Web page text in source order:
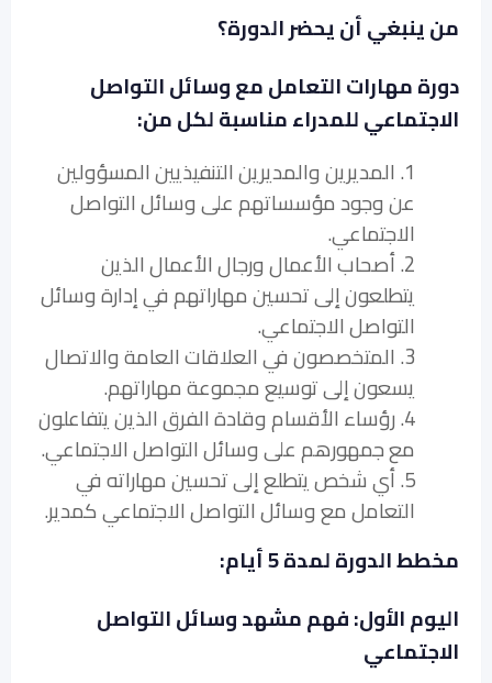
من ينبغي أن يحضر الدورة؟
دورة مهارات التعامل مع وسائل التواصل
الاجتماعي للمدراء مناسبة لكل من:
1. المديرين والمديرين التنفيذيين المسؤولين
عن وجود مؤسساتهم على وسائل التواصل
الاجتماعي.
2. أصحاب الأعمال ورجال الأعمال الذين
يتطلعون إلى تحسين مهاراتهم في إدارة وسائل
التواصل الاجتماعي.
3. المتخصصون في العلاقات العامة والاتصال
يسعون إلى توسيع مجموعة مهاراتهم.
4. رؤساء الأقسام وقادة الفرق الذين يتفاعلون
مع جمهورهم على وسائل التواصل الاجتماعي.
5. أي شخص يتطلع إلى تحسين مهاراته في
التعامل مع وسائل التواصل الاجتماعي كمدير.
مخطط الدورة لمدة 5 أيام:
اليوم الأول: فهم مشهد وسائل التواصل
الاجتماعي